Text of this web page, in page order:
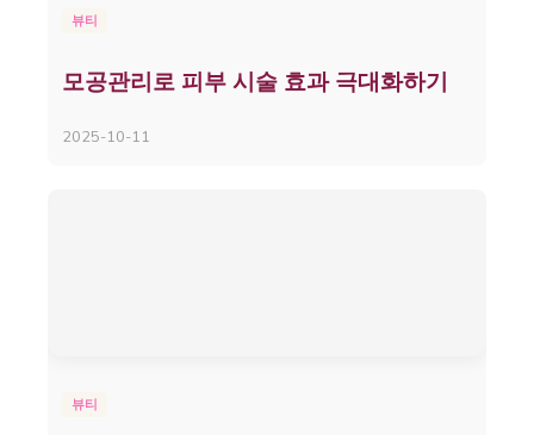
뷰티
모공관리로 피부 시술 효과 극대화하기
2025-10-11
뷰티